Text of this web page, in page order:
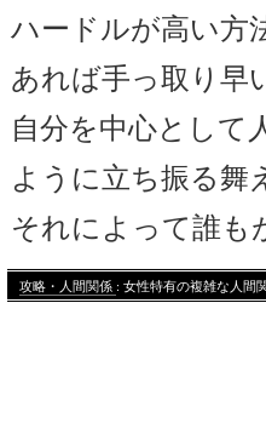
ハードルが高い方
あれば手っ取り早
自分を中心として
ように立ち振る舞
それによって誰も
攻略・人間関係 : 女性特有の複雑な人間